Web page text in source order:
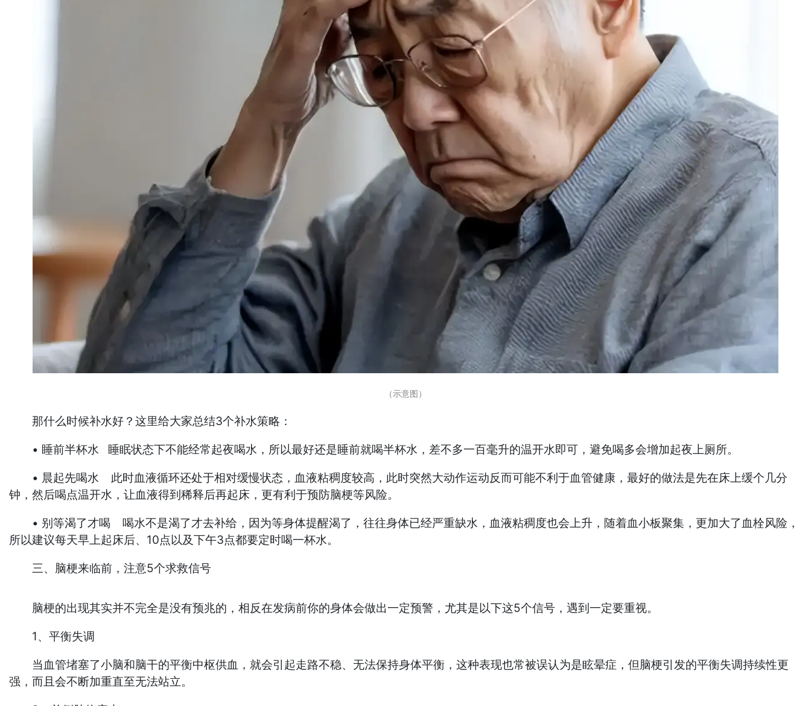
（示意图）
那什么时候补水好？这里给大家总结3个补水策略：
• 睡前半杯水 睡眠状态下不能经常起夜喝水，所以最好还是睡前就喝半杯水，差不多一百毫升的温开水即可，避免喝多会增加起夜上厕所。
• 晨起先喝水 此时血液循环还处于相对缓慢状态，血液粘稠度较高，此时突然大动作运动反而可能不利于血管健康，最好的做法是先在床上缓个几分
钟，然后喝点温开水，让血液得到稀释后再起床，更有利于预防脑梗等风险。
• 别等渴了才喝 喝水不是渴了才去补给，因为等身体提醒渴了，往往身体已经严重缺水，血液粘稠度也会上升，随着血小板聚集，更加大了血栓风险，
所以建议每天早上起床后、10点以及下午3点都要定时喝一杯水。
三、脑梗来临前，注意5个求救信号
脑梗的出现其实并不完全是没有预兆的，相反在发病前你的身体会做出一定预警，尤其是以下这5个信号，遇到一定要重视。
1、平衡失调
当血管堵塞了小脑和脑干的平衡中枢供血，就会引起走路不稳、无法保持身体平衡，这种表现也常被误认为是眩晕症，但脑梗引发的平衡失调持续性更
强，而且会不断加重直至无法站立。